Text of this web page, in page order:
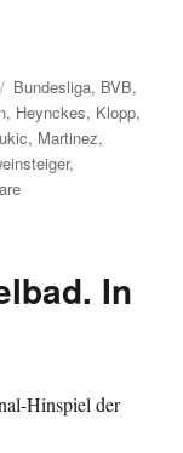
Schlagwörter
Bundesliga, BVB,
, Heynckes, Klopp,
, Martinez,
,
zu
Borussia.
In
Hinspiel der